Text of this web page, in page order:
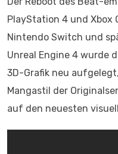
PlayStation 4 und Xbox
Nintendo Switch und
Unreal Engine 4 wurde
3D-Grafik neu
Mangastil der
auf den neuesten